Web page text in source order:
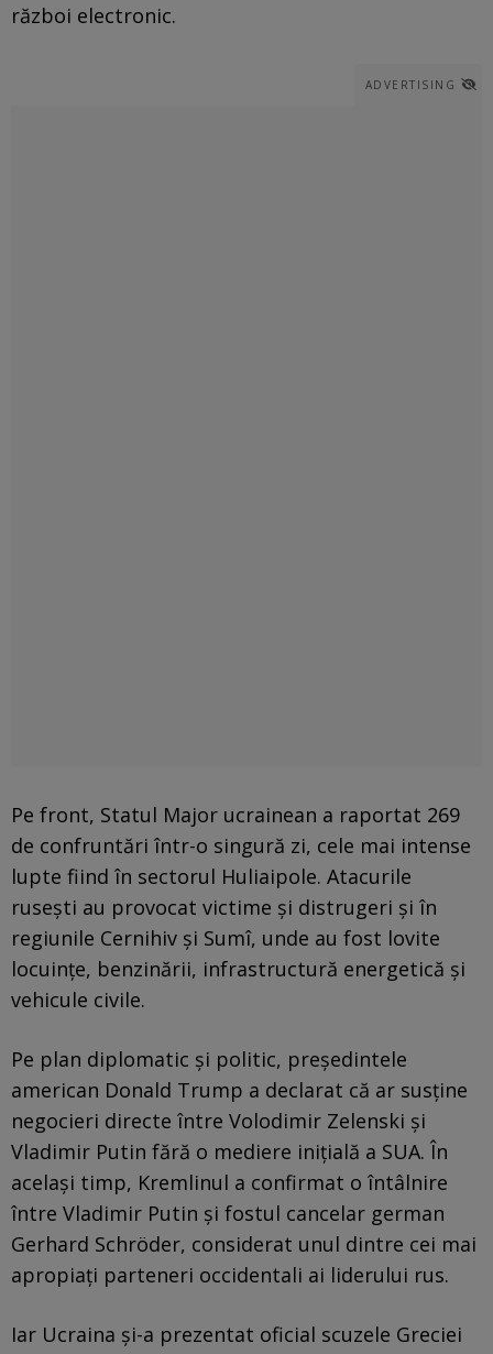
război electronic.
ADVERTISING
Pe front, Statul Major ucrainean a raportat 269
de confruntări într-o singură zi, cele mai intense
lupte fiind în sectorul Huliaipole. Atacurile
rusești au provocat victime și distrugeri și în
regiunile Cernihiv și Sumî, unde au fost lovite
locuințe, benzinării, infrastructură energetică și
vehicule civile.
Pe plan diplomatic și politic, președintele
american Donald Trump a declarat că ar susține
negocieri directe între Volodimir Zelenski și
Vladimir Putin fără o mediere inițială a SUA. În
același timp, Kremlinul a confirmat o întâlnire
între Vladimir Putin și fostul cancelar german
Gerhard Schröder, considerat unul dintre cei mai
apropiați parteneri occidentali ai liderului rus.
Iar Ucraina și-a prezentat oficial scuzele Greciei